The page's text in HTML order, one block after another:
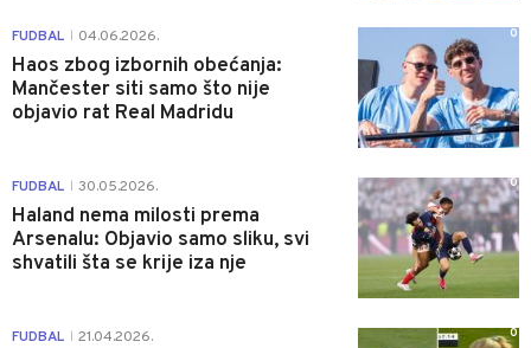
FUDBAL 04.06.2026.
Haos zbog izbornih obećanja:
Mančester siti samo što nije
objavio rat Real Madridu
0
FUDBAL 30.05.2026.
Haland nema milosti prema
Arsenalu: Objavio samo sliku, svi
shvatili šta se krije iza nje
0
FUDBAL 21.04.2026. 0